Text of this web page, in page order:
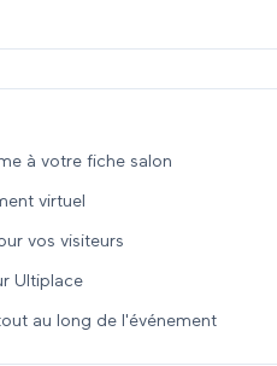
à votre fiche salon
virtuel
vos visiteurs
Ultiplace
au long de l'événement